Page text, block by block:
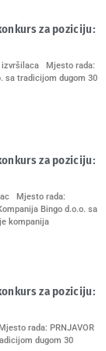
za poziciju:
izvršilaca Mjesto rada:
sa tradicijom dugom 30
za poziciju:
Mjesto rada:
Bingo d.o.o. sa
kompanija
za poziciju:
rada: PRNJAVOR
dugom 30